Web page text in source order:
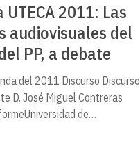
2011: Las
audiovisuales del
PP, a debate
del 2011 Discurso Discurso
D. José Miguel Contreras
de…